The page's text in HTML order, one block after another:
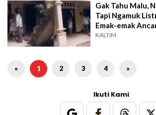
Gak Tahu Malu,
Tapi Ngamuk
Emak-emak
Pakai Kapak
KALTIM
« 1 2 3 4 »
Ikuti Kami